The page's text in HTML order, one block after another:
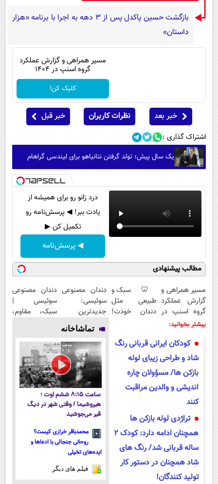
بازگشت حسین پاکدل پس از ۳ دهه به اجرا با برنامه «هزار
داستان»
مسیر همراهی و گزارش عملکرد
گروه اسنپ در ۱۴۰۴
کلیک کن!
خبر بعد نظرات کاربران خبر قبل
اشتراک گذاری :
یک سال پیش؛ تولد گرفتن نتانیاهو برای لیندسی گراهام
درد زانو رو برای همیشه از
یادت ببر! ◀ پرسش‌نامه رو
تکمیل کن ▶
◀ پرسش‌نامه
مطالب پیشنهادی
مسیر همراهی و
گزارش عملکرد
گروه اسنپ در
۱۴۰۴
🦷 سبک و
طبیعی مثل
دندان خودت!
اقساطی 💳 📍
تهران
دندان مصنوعی
سوئیسی:
جدیدترین
فناوری اروپا،
سبک و مقاوم |
پرداخت قسطی
دندان مصنوعی
سوئیسی |
سبک، مقاوم،
اقساطی😍
بیشتر بخوانید:
کودکان ایرانی قربانی رنگ
شاد و طراحی زیبای لوله
بازکن ها/ مسؤولان چاره
اندیشی و والدین مراقبت
کنند
تراژدی لوله بازکن ها
همچنان ادامه دارد: کودک 2
ساله قربانی شد/ رنگ های
شاد همچنان در دستور کار
تولید کنندگان!
تماشاخانه
ساعت ۸:۱۵ ششم اوت ؛
هیروشیما / وقتی شهر در دیگ
قیر می‌جوشید
محمدباقر خرازی کیست؟
روحانی جنجالی با ادعاها و
ایده‌های تخیلی
فیلم های دیگر